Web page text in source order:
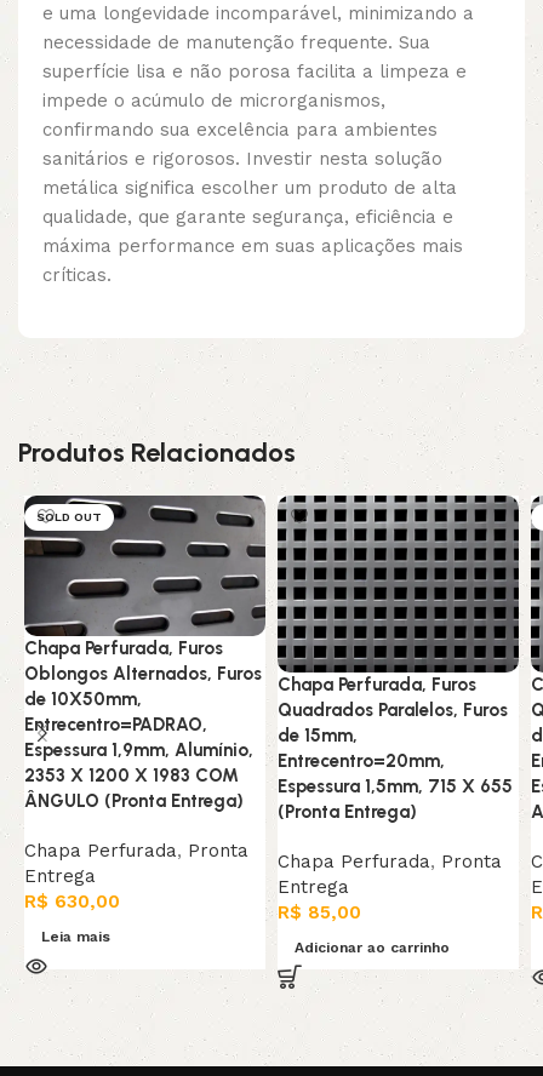
e uma longevidade incomparável, minimizando a
necessidade de manutenção frequente. Sua
superfície lisa e não porosa facilita a limpeza e
impede o acúmulo de microrganismos,
confirmando sua excelência para ambientes
sanitários e rigorosos. Investir nesta solução
metálica significa escolher um produto de alta
qualidade, que garante segurança, eficiência e
máxima performance em suas aplicações mais
críticas.
Produtos Relacionados
SOLD OUT
Chapa Perfurada, Furos
Oblongos Alternados, Furos
de 10X50mm,
Entrecentro=PADRAO,
Espessura 1,9mm, Alumínio,
2353 X 1200 X 1983 COM
ÂNGULO (Pronta Entrega)
Chapa Perfurada, Pronta
Entrega
R$ 630,00
Leia mais
Chapa Perfurada, Furos
Quadrados Paralelos, Furos
de 15mm,
Entrecentro=20mm,
Espessura 1,5mm, 715 X 655
(Pronta Entrega)
Chapa Perfurada, Pronta
Entrega
R$ 85,00
Adicionar ao carrinho